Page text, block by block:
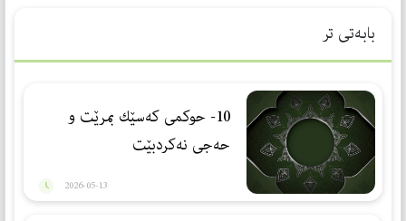
بابەتی تر
10- حوكمی كەسێك بمرێت و
حەجی نەكردبێت
2026-05-13